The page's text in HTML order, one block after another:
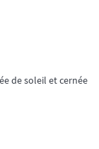
de soleil et cernée